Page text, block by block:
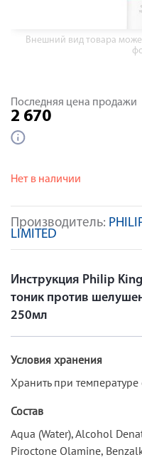
Внешний вид товара
Производитель:
LIMITED
Последняя цена продажи
2 670
Нет в наличии
Инструкция Philip
тоник против
250мл
Условия хранения
Хранить при
Состав
Aqua (Water), Alcohol
Piroctone Olamine,